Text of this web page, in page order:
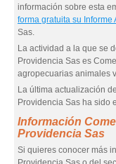
información sobre esta
forma gratuita su Informe
Sas.
La actividad a la que se
Providencia Sas es
agropecuarias animales
La última actualización
Providencia Sas ha sido
Información
Providencia Sas
Si quieres conocer más